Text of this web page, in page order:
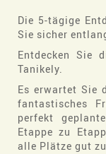
Die 5-tägige
Sie sicher
Entdecken Sie
Tanikely.
Es erwartet Sie
fantastisches
perfekt
Etappe zu
alle Plätze gut